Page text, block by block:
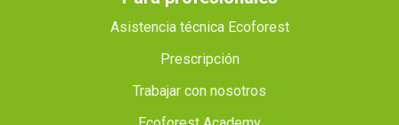
Asistencia técnica Ecoforest
Prescripción
Trabajar con nosotros